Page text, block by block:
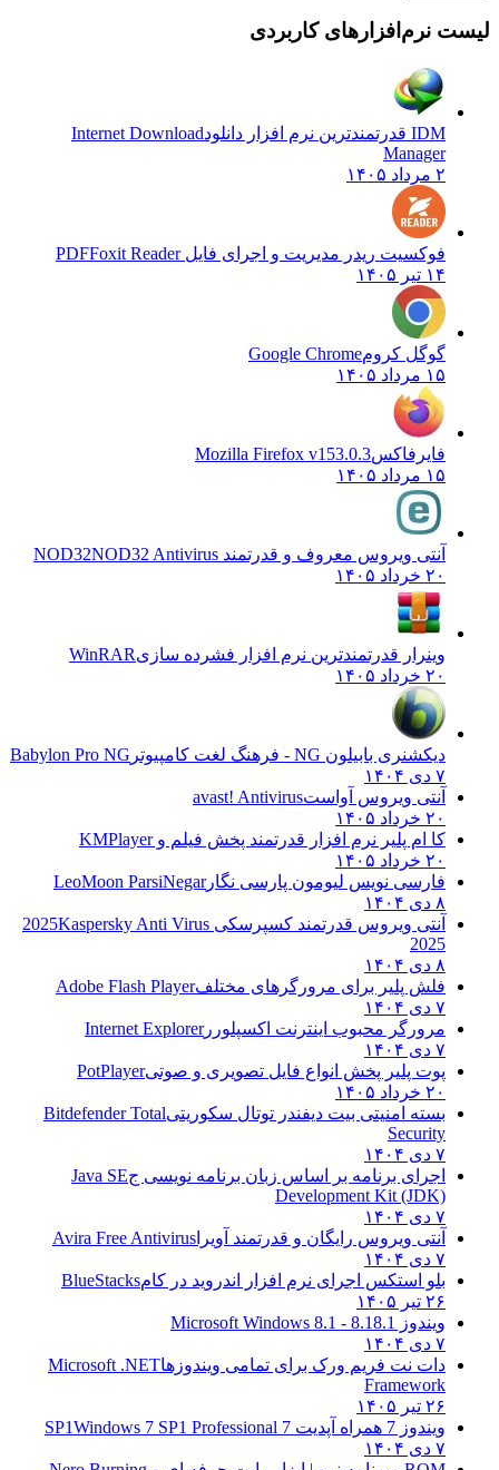
لیست نرم‌افزارهای کاربردی
IDM قدرتمندترین نرم افزار دانلود
Internet Download
Manager
۲ مرداد ۱۴۰۵
فوکسیت ریدر مدیریت و اجرای فایل PDFFoxit Reader
۱۴ تیر ۱۴۰۵
گوگل کرومGoogle Chrome
۱۵ مرداد ۱۴۰۵
فایرفاکسMozilla Firefox v153.0.3
۱۵ مرداد ۱۴۰۵
آنتی ویروس معروف و قدرتمند NOD32 NOD32 Antivirus
۲۰ خرداد ۱۴۰۵
وینرار قدرتمندترین نرم افزار فشرده سازیWinRAR
۲۰ خرداد ۱۴۰۵
دیکشنری بابیلون NG - فرهنگ لغت کامپیوتر
Babylon Pro NG
۷ دی ۱۴۰۴
آنتی ویروس آواستavast! Antivirus
۲۰ خرداد ۱۴۰۵
کا ام پلیر نرم افزار قدرتمند پخش فیلم وKMPlayer
۲۰ خرداد ۱۴۰۵
فارسی نویس لیومون پارسی نگارLeoMoon ParsiNegar
۸ دی ۱۴۰۴
آنتی ویروس قدرتمند کسپرسکی 2025 Kaspersky Anti Virus
2025
۸ دی ۱۴۰۴
فلش پلیر برای مرورگرهای مختلفAdobe Flash Player
۷ دی ۱۴۰۴
مرورگر محبوب اینترنت اکسپلوررInternet Explorer
۷ دی ۱۴۰۴
پوت پلیر پخش انواع فایل تصویری و صوتیPotPlayer
۲۰ خرداد ۱۴۰۵
بسته امنیتی بیت دیفندر توتال سکوریتیBitdefender Total
Security
۷ دی ۱۴۰۴
اجرای برنامه بر اساس زبان برنامه نویسی جJava SE
Development Kit (JDK)
۷ دی ۱۴۰۴
آنتی ویروس رایگان و قدرتمند آویرا Avira Free Antivirus
۷ دی ۱۴۰۴
بلو استکس اجرای نرم افزار اندروید در کامBlueStacks
۲۶ تیر ۱۴۰۵
ویندوز 8.1
8.1 - Microsoft Windows 8.1
۷ دی ۱۴۰۴
دات نت فریم ورک برای تمامی ویندوزهاMicrosoft .NET
Framework
۲۶ تیر ۱۴۰۵
ویندوز 7 همراه آپدیت 7 SP1
Windows 7 SP1 Professional
۷ دی ۱۴۰۴